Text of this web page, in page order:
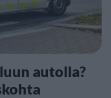
autolla?